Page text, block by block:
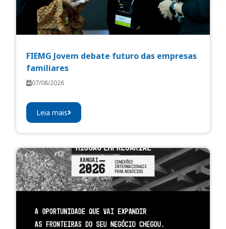
FIEMG Jovem debate futuro das empresas
familiares
07/08/2026
Leia mais